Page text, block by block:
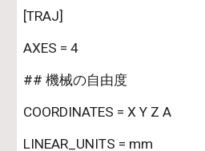
[TRAJ]
AXES = 4
## 機械の自由度
COORDINATES = X Y Z A
LINEAR_UNITS = mm